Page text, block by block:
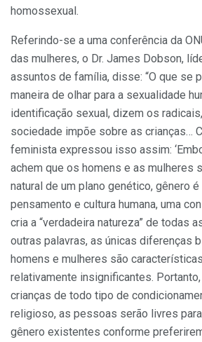
homossexual.
Referindo-se a uma conferência da
das mulheres, o Dr. James Dobson,
assuntos de família, disse: “O que se
maneira de olhar para a sexualidade
identificação sexual, dizem os
sociedade impõe sobre as crianças…
feminista expressou isso assim:
achem que os homens e as mulheres
natural de um plano genético, gênero
pensamento e cultura humana, uma
cria a “verdadeira natureza” de todas
outras palavras, as únicas diferenças
homens e mulheres são
relativamente insignificantes.
crianças de todo tipo de
religioso, as pessoas serão livres
gênero existentes conforme